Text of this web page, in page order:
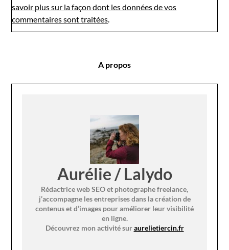
savoir plus sur la façon dont les données de vos
commentaires sont traitées.
A propos
Aurélie / Lalydo
Rédactrice web SEO et photographe freelance,
j’accompagne les entreprises dans la création de
contenus et d’images pour améliorer leur visibilité
en ligne.
Découvrez mon activité suraurelietiercin.fr